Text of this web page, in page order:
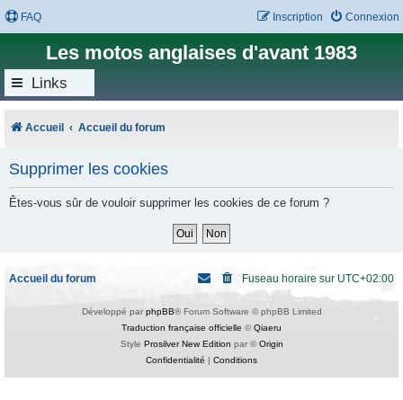
FAQ Connexion
Inscription
Les motos anglaises d'avant 1983
Links
Accueil Accueil du forum
Supprimer les cookies
Êtes-vous sûr de vouloir supprimer les cookies de ce forum ?
Accueil du forum Fuseau horaire sur UTC+02:00
Développé par phpBB® Forum Software © phpBB Limited
Traduction française officielle ©Qiaeru
Style Prosilver New Edition par ©Origin
Confidentialité | Conditions